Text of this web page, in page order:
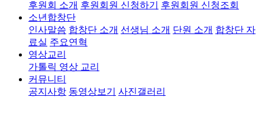
후원회 소개 후원회원 신청하기
후원회원 신청조회
소년합창단
인사말씀 합창단 소개 선생님 소개 단원 소개 합창단 자
료실 주요연혁
영상교리
가톨릭 영상 교리
커뮤니티
공지사항 동영상보기 사진갤러리